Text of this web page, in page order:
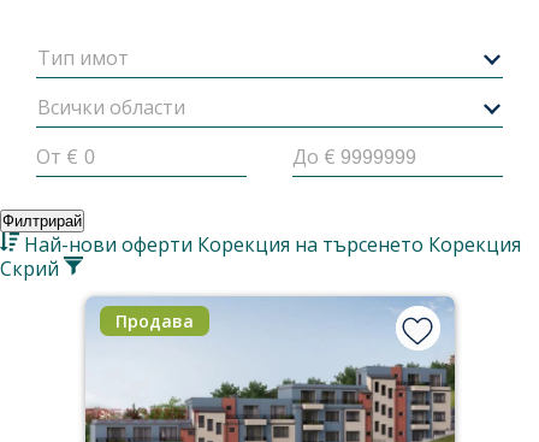
Тип имот
Всички области
От €
До €
Филтрирай
Най-нови оферти Корекция на търсенето Корекция
Скрий
Продава